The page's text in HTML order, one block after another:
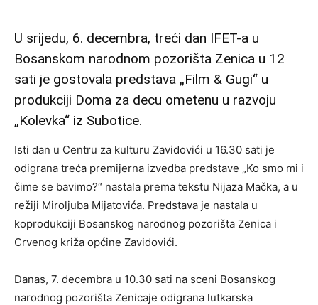
U srijedu, 6. decembra, treći dan IFET-a u
Bosanskom narodnom pozorišta Zenica u 12
sati je gostovala predstava „Film & Gugi“ u
produkciji Doma za decu ometenu u razvoju
„Kolevka“ iz Subotice.
Isti dan u Centru za kulturu Zavidovići u 16.30 sati je
odigrana treća premijerna izvedba predstave „Ko smo mi i
čime se bavimo?“ nastala prema tekstu Nijaza Mačka, a u
režiji Miroljuba Mijatovića. Predstava je nastala u
koprodukciji Bosanskog narodnog pozorišta Zenica i
Crvenog križa općine Zavidovići.
Danas, 7. decembra u 10.30 sati na sceni Bosanskog
narodnog pozorišta Zenicaje odigrana lutkarska